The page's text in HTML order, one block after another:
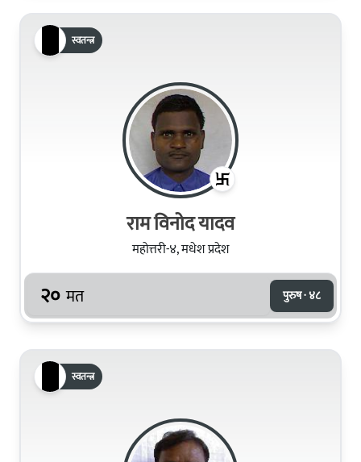
स्वतन्त्र
राम विनोद यादव
महोत्तरी-४, मधेश प्रदेश
२० मत पुरुष · ४८
स्वतन्त्र